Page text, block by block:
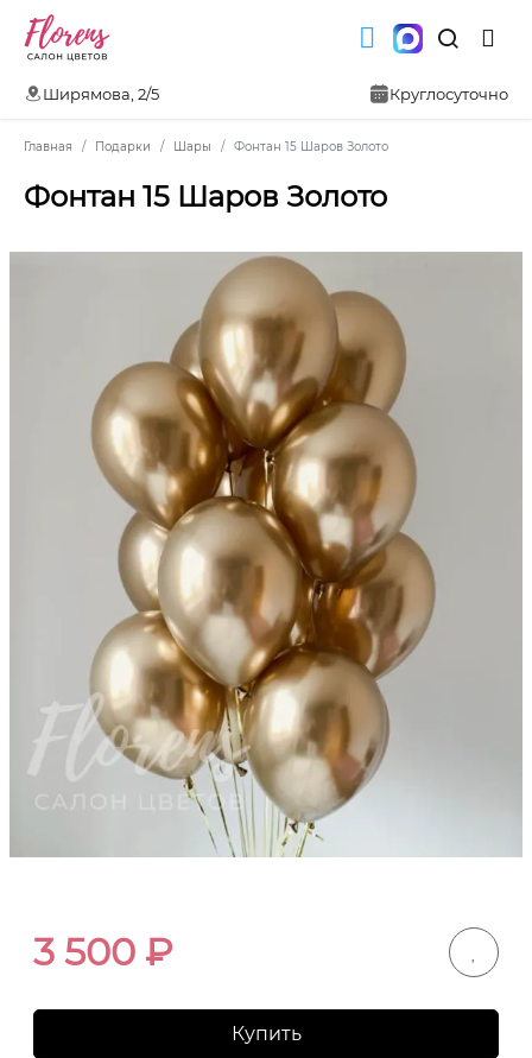
Ширямова, 2/5 Круглосуточно
Главная Подарки Шары Фонтан 15 Шаров Золото
Фонтан 15 Шаров Золото
3 500 ₽
Купить